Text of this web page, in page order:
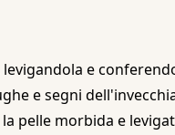
e
e segni
pelle morbida e